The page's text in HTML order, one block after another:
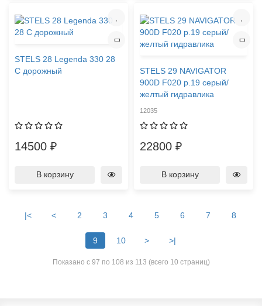
STELS 28 Legenda 330 28
C дорожный
14500 ₽
В корзину
STELS 29 NAVIGATOR
900D F020 р.19 серый/
желтый гидравлика
12035
22800 ₽
В корзину
|< < 2 3 4 5 6 7 8
9 10 > >|
Показано с 97 по 108 из 113 (всего 10 страниц)